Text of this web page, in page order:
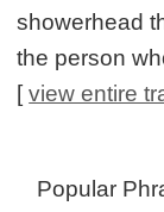
showerhead
the person
[view entire
Popular